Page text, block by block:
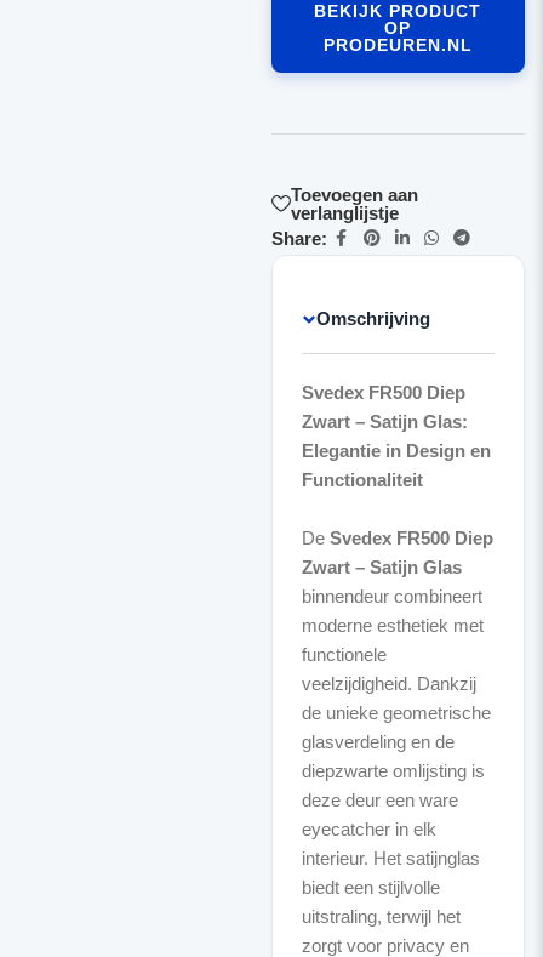
BEKIJK PRODUCT
OP
PRODEUREN.NL
Toevoegen aan
verlanglijstje
Share:
Omschrijving
Svedex FR500 Diep
Zwart – Satijn Glas:
Elegantie in Design en
Functionaliteit
De Svedex FR500 Diep
Zwart – Satijn Glas
binnendeur combineert
moderne esthetiek met
functionele
veelzijdigheid. Dankzij
de unieke geometrische
glasverdeling en de
diepzwarte omlijsting is
deze deur een ware
eyecatcher in elk
interieur. Het satijnglas
biedt een stijlvolle
uitstraling, terwijl het
zorgt voor privacy en